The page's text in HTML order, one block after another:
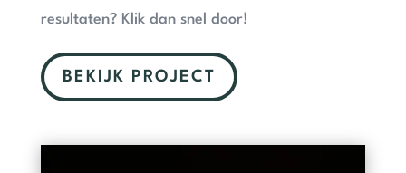
resultaten? Klik dan snel door!
BEKIJK PROJECT